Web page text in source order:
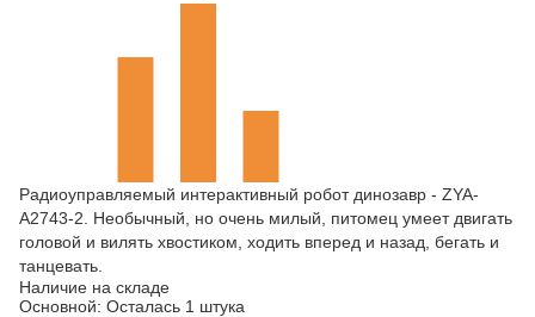
Радиоуправляемый интерактивный робот динозавр - ZYA-
A2743-2. Необычный, но очень милый, питомец умеет двигать
головой и вилять хвостиком, ходить вперед и назад, бегать и
танцевать.
Наличие на складе
Основной: Осталась 1 штука